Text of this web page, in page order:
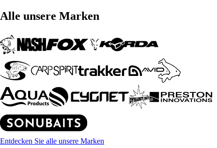
Alle unsere Marken
Entdecken Sie alle unsere Marken